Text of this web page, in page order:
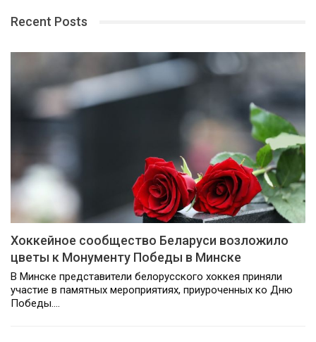
Recent Posts
Хоккейное сообщество Беларуси возложило
цветы к Монументу Победы в Минске
В Минске представители белорусского хоккея приняли
участие в памятных мероприятиях, приуроченных ко Дню
Победы.…